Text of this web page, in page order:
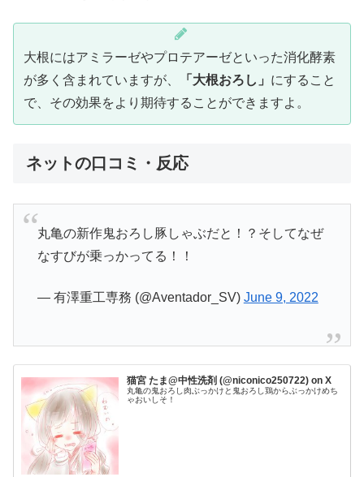
大根にはアミラーゼやプロテアーゼといった消化酵素
が多く含まれていますが、
「大根おろし」 にすること
で、その効果をより期待することができますよ。
ネットの口コミ・反応
丸亀の新作鬼おろし豚しゃぶだと！？そしてなぜ
なすびが乗っかってる！！
— 有澤重工専務 (@Aventador_SV) June 9, 2022
猫宮 たま@中性洗剤 (@niconico250722) on X
丸亀の鬼おろし肉ぶっかけと鬼おろし鶏からぶっかけめち
ゃおいしそ！